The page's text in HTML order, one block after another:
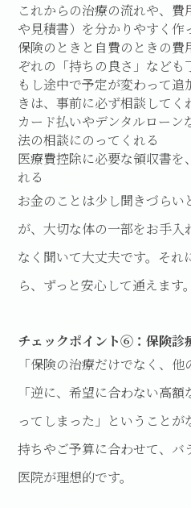
これからの治療の流れや、
や見積書）を分かりやすく作
保険のときと自費のときの
ぞれの「持ちの良さ」なども
もし途中で予定が変わって
きは、事前に必ず相談してく
カード払いやデンタルロー
法の相談にのってくれる
医療費控除に必要な領収書を
れる
お金のことは少し聞きづらい
が、大切な体の一部をお手
なく聞いて大丈夫です。それ
ら、ずっと安心して通えます。
チェックポイント⑥：保険診
「保険の治療だけでなく、他
「逆に、希望に合わない高
ってしまった」ということ
持ちやご予算に合わせて、バ
医院が理想的です。